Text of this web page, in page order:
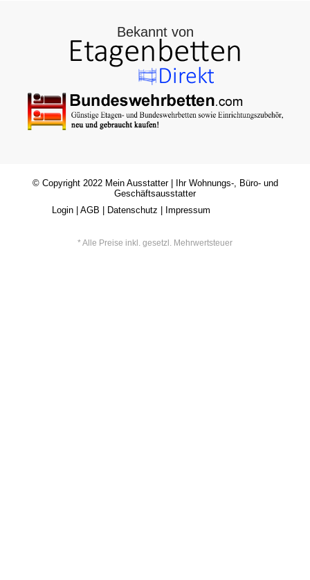
Bekannt von
© Copyright 2022 Mein Ausstatter| Ihr Wohnungs-, Büro- und
Geschäftsausstatter
Login| AGB Datenschutz Impressum
* Alle Preise inkl. gesetzl. Mehrwertsteuer